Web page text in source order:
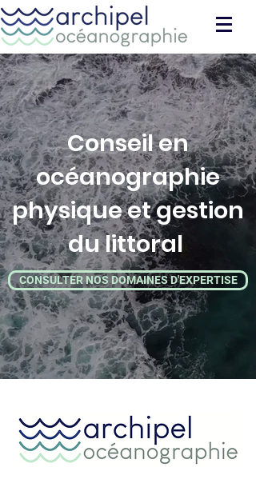
Conseil en
océanographie
physique et gestion
du littoral
CONSULTER NOS DOMAINES D'EXPERTISE